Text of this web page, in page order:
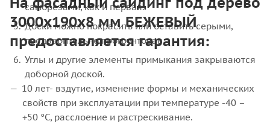
саморезами, как и первая.
Доски можно покрасить или оставить серыми,
предварительно прогрунтовав.
Углы и другие элементы примыкания закрываются
доборной доской.
3000x190x8 мм БЕЖЕВЫЙ
предоставляется гарантия:
10 лет- вздутие, изменение формы и механических
свойств при эксплуатации при температуре -40 –
+50 °С, расслоение и растрескивание.